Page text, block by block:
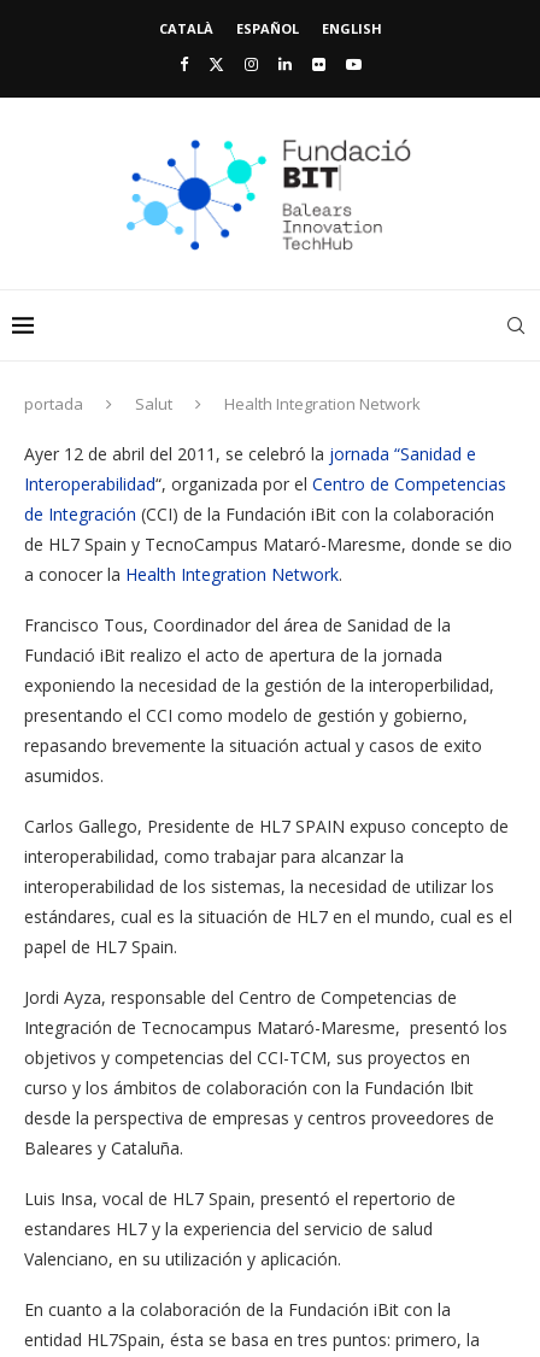
CATALÀ ESPAÑOL ENGLISH
portada Salut Health Integration Network
Ayer 12 de abril del 2011, se celebró la jornada “Sanidad e
Interoperabilidad“, organizada por el Centro de Competencias
de Integración (CCI) de la Fundación iBit con la colaboración
de HL7 Spain y TecnoCampus Mataró-Maresme, donde se dio
a conocer la Health Integration Network.
Francisco Tous, Coordinador del área de Sanidad de la
Fundació iBit realizo el acto de apertura de la jornada
exponiendo la necesidad de la gestión de la interoperbilidad,
presentando el CCI como modelo de gestión y gobierno,
repasando brevemente la situación actual y casos de exito
asumidos.
Carlos Gallego, Presidente de HL7 SPAIN expuso concepto de
interoperabilidad, como trabajar para alcanzar la
interoperabilidad de los sistemas, la necesidad de utilizar los
estándares, cual es la situación de HL7 en el mundo, cual es el
papel de HL7 Spain.
Jordi Ayza, responsable del Centro de Competencias de
Integración de Tecnocampus Mataró-Maresme, presentó los
objetivos y competencias del CCI-TCM, sus proyectos en
curso y los ámbitos de colaboración con la Fundación Ibit
desde la perspectiva de empresas y centros proveedores de
Baleares y Cataluña.
Luis Insa, vocal de HL7 Spain, presentó el repertorio de
estandares HL7 y la experiencia del servicio de salud
Valenciano, en su utilización y aplicación.
En cuanto a la colaboración de la Fundación iBit con la
entidad HL7Spain, ésta se basa en tres puntos: primero, la